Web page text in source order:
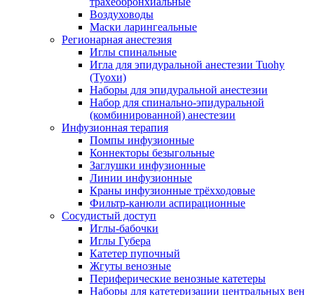
Воздуховоды
Маски ларингеальные
Регионарная анестезия
Иглы спинальные
Игла для эпидуральной анестезии Tuohy
(Туохи)
Наборы для эпидуральной анестезии
Набор для спинально-эпидуральной
(комбинированной) анестезии
Инфузионная терапия
Помпы инфузионные
Коннекторы безыгольные
Заглушки инфузионные
Линии инфузионные
Краны инфузионные трёхходовые
Фильтр-канюли аспирационные
Сосудистый доступ
Иглы-бабочки
Иглы Губера
Катетер пупочный
Жгуты венозные
Периферические венозные катетеры
Наборы для катетеризации центральных вен